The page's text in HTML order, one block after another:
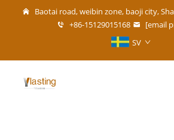
Baotai road, weibin zone, baoji city,
+86-15129015168
[email
SV